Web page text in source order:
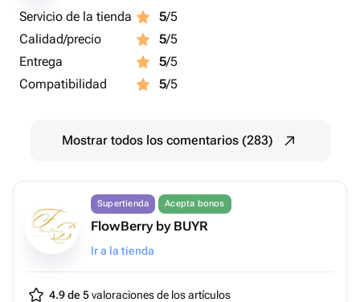
Servicio de la tienda 5/5
Calidad/precio
5/5
Entrega
5/5
Compatibilidad
5/5
Mostrar todos los comentarios (283)
Supertienda Acepta bonos
FlowBerry by BUYR
Ir a la tienda
4.9 de 5valoraciones de los artículos